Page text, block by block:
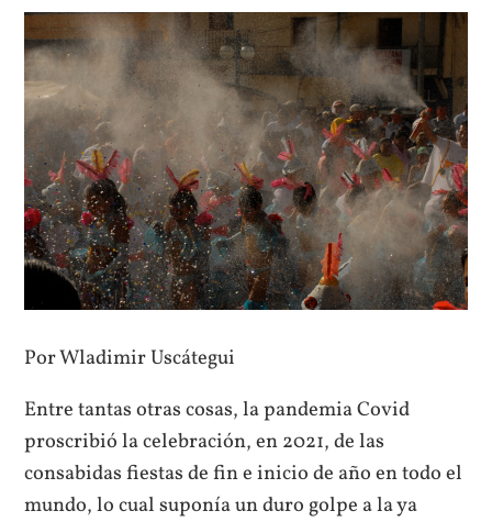
Por Wladimir Uscátegui
Entre tantas otras cosas, la pandemia Covid
proscribió la celebración, en 2021, de las
consabidas fiestas de fin e inicio de año en todo el
mundo, lo cual suponía un duro golpe a la ya